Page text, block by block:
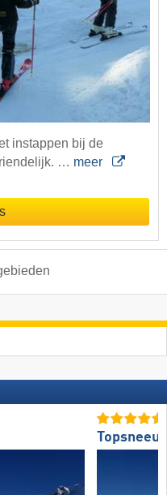
instappen bij de
… meer